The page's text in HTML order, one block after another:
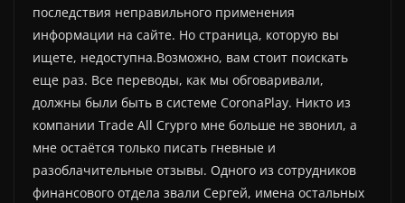
последствия неправильного применения
информации на сайте. Но страница, которую вы
ищете, недоступна.Возможно, вам стоит поискать
еще раз. Все переводы, как мы обговаривали,
должны были быть в системе CoronaPlay. Никто из
компании Trade All Crypro мне больше не звонил, а
мне остаётся только писать гневные и
разоблачительные отзывы. Одного из сотрудников
финансового отдела звали Сергей, имена остальных